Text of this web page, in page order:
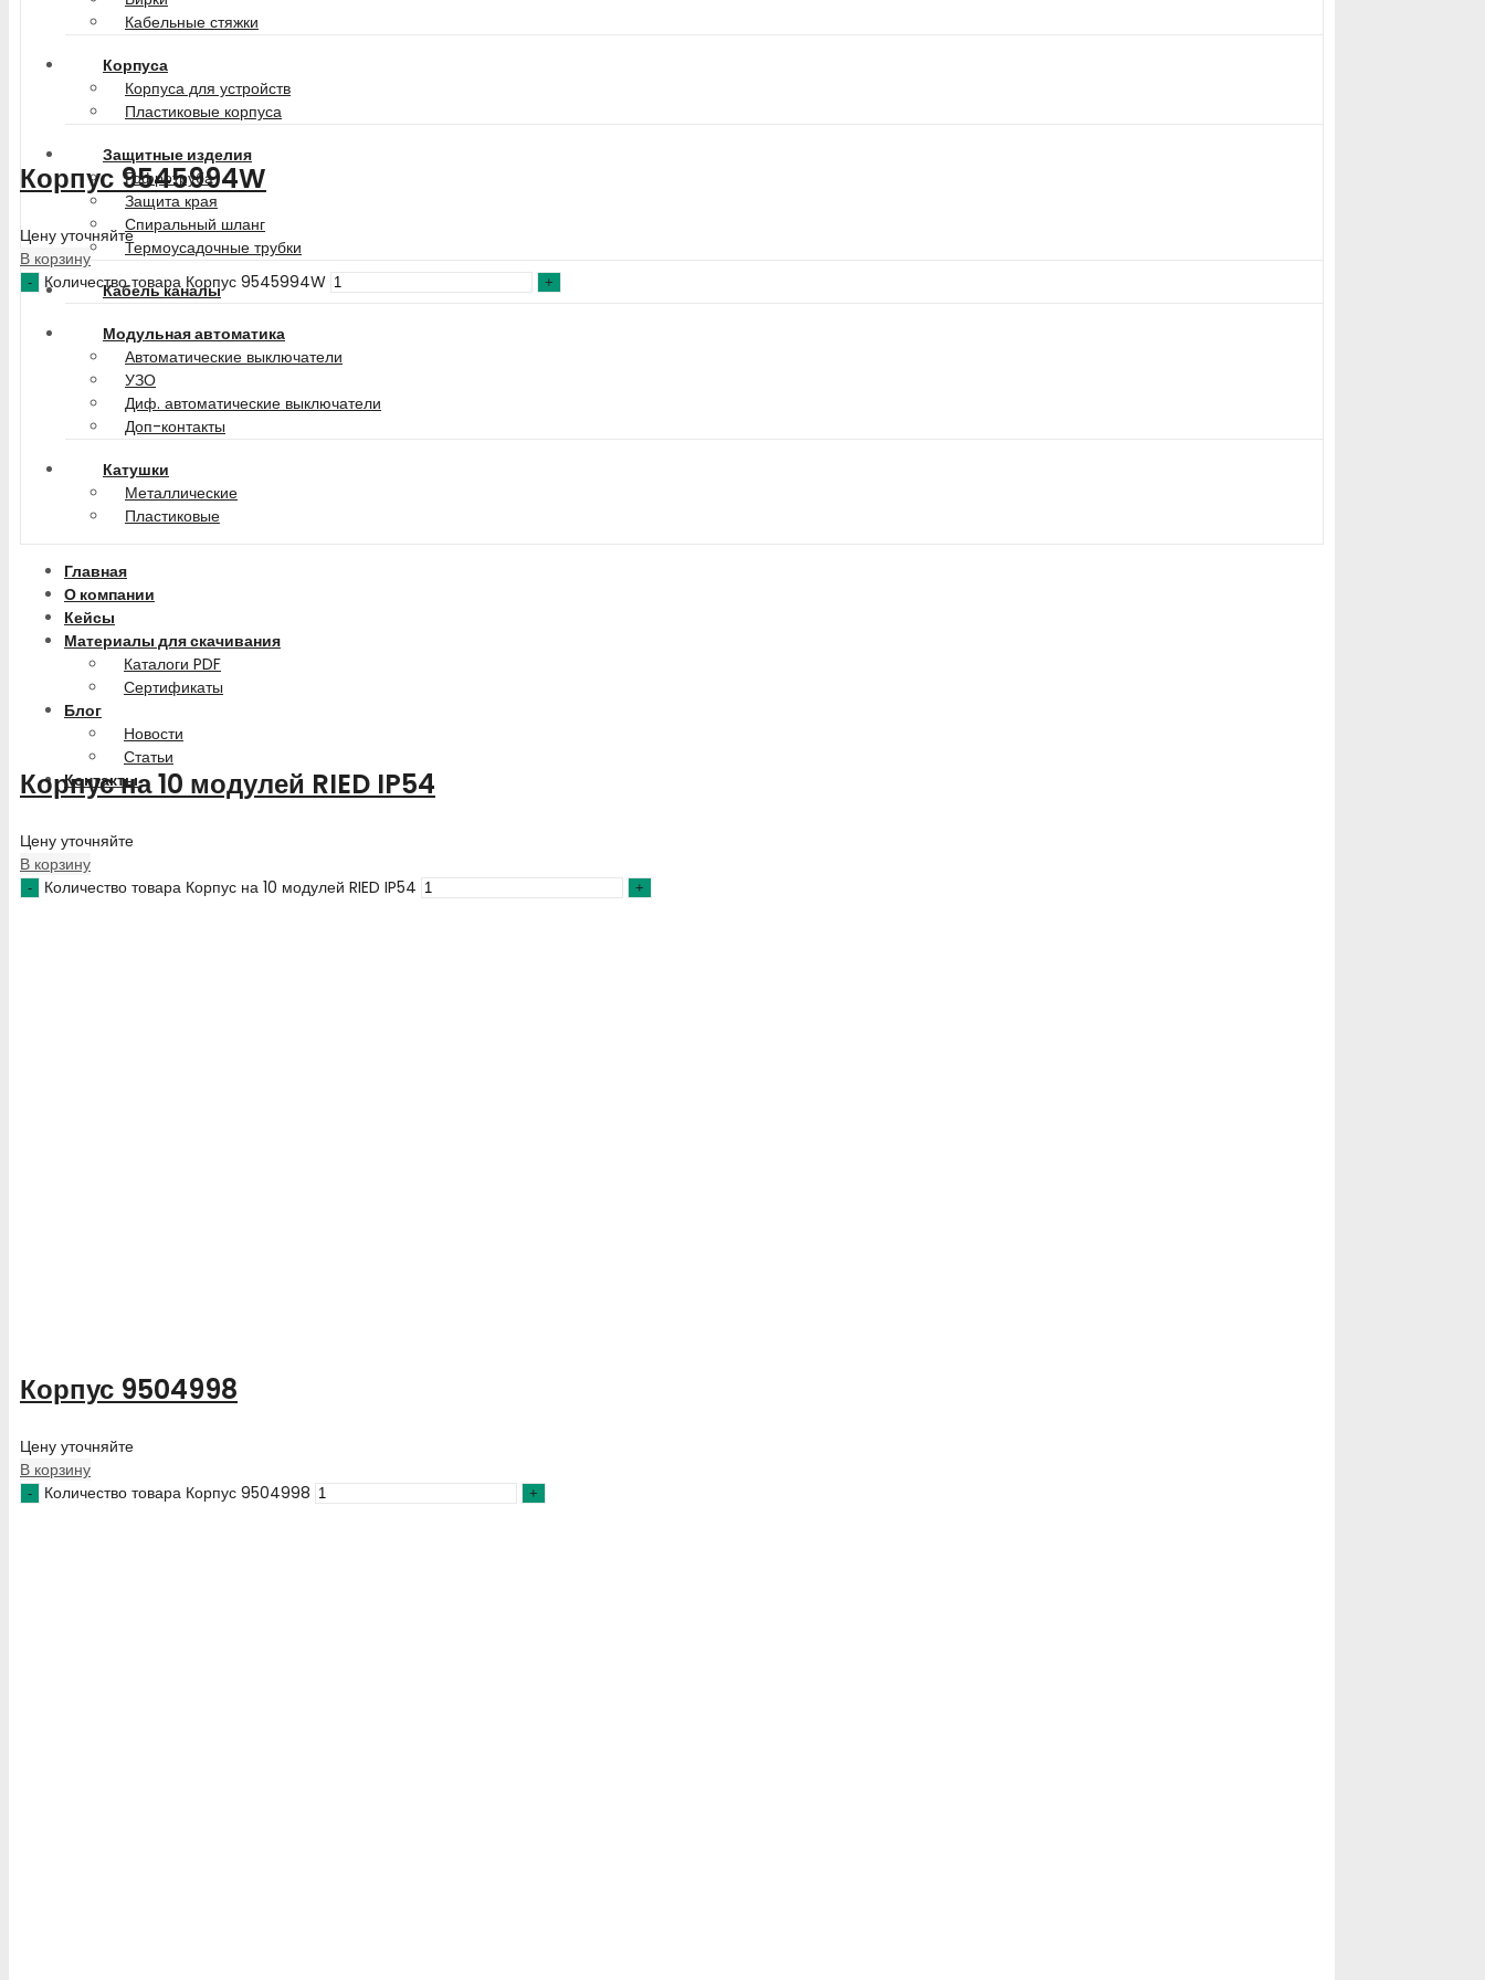
Кабельные стяжки
Корпуса
Корпуса для устройств
Пластиковые корпуса
Защитные изделия
Гофротруба
Защита края
Спиральный шланг
Термоусадочные трубки
Кабель каналы
Модульная автоматика
Автоматические выключатели
УЗО
Диф. автоматические выключатели
Доп-контакты
Катушки
Металлические
Пластиковые
Главная
О компании
Кейсы
Материалы для скачивания
Каталоги PDF
Сертификаты
Блог
Новости
Статьи
Контакты
Корпус 9545994W
Цену уточняйте
В корзину
Количество товара Корпус 9545994W
Корпус на 10 модулей RIED IP54
Цену уточняйте
В корзину
Количество товара Корпус на 10 модулей RIED IP54
Корпус 9504998
Цену уточняйте
В корзину
Количество товара Корпус 9504998